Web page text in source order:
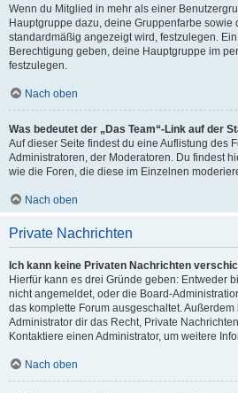
Wenn du Mitglied in mehr als einer
Hauptgruppe dazu, deine Gruppenfarbe
standardmäßig angezeigt wird, festzulegen.
Berechtigung geben, deine Hauptgruppe im
festzulegen.
Nach oben
Was bedeutet der „Das Team“-Link auf der
Auf dieser Seite findest du eine Auflistung des
Administratoren, der Moderatoren. Du findest
wie die Foren, die diese im Einzelnen
Nach oben
Private Nachrichten
Ich kann keine Privaten Nachrichten
Hierfür kann es drei Gründe geben: Entweder
nicht angemeldet, oder die Board-
das komplette Forum ausgeschaltet.
Administrator dir das Recht, Private
Kontaktiere einen Administrator, um weitere
Nach oben